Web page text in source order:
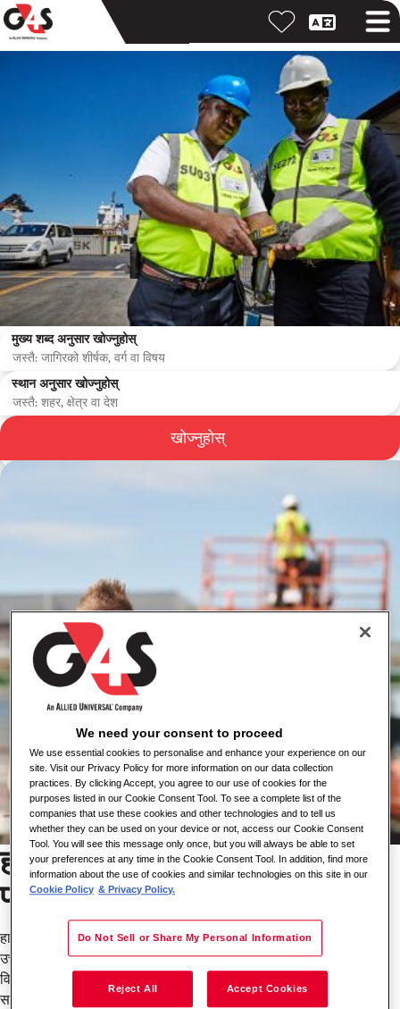
G4S मा स्वास्थ्य र सुरक्षा
मुख्य शब्द अनुसार खोज्नुहोस्
स्थान अनुसार खोज्नुहोस्
खोज्नुहोस्
हरेक दिन मानिसहरू र सुरक्षालाई
प्राथमिकतामा राख्दै
हामी हाम्रा सहकर्मीहरूको सुरक्षा गर्न र G4S मा कर्मचारीहरुको वफादारी बढाउन
उच्चतम सुरक्षा मापदण्डहरूलाई प्राथमिकता दिन्छौं। स्वास्थ्य र सुरक्षामा हाम्रो
विशेषज्ञताले कर्मचारीहरूलाई उदाहरणद्वारा नेतृत्व गर्न, हाम्रा ग्राहकहरू र
समुदायहरूलाई सुरक्षित राख्ने उत्तम अभ्यासहरूलाई प्रवर्द्धन गर्न सशक्त बनाउँछ।
We need your consent to proceed
We use essential cookies to personalise and enhance your experience on our
site. Visit our Privacy Policy for more information on our data collection
practices. By clicking Accept, you agree to our use of cookies for the
purposes listed in our Cookie Consent Tool. To see a complete list of the
companies that use these cookies and other technologies and to tell us
whether they can be used on your device or not, access our Cookie Consent
Tool. You will see this message only once, but you will always be able to set
your preferences at any time in the Cookie Consent Tool. In addition, find more
information about the use of cookies and similar technologies on this site in our
Cookie Policy & Privacy Policy.
Do Not Sell or Share My Personal Information
Reject All Accept Cookies